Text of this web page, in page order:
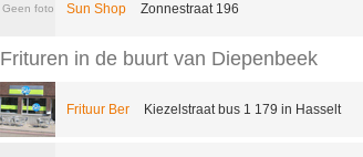
Geen foto Sun Shop Zonnestraat 196
Frituren in de buurt van Diepenbeek
Frituur Ber Kiezelstraat bus 1 179 in Hasselt